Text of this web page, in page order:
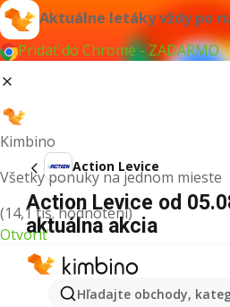
Aktuálne letáky vždy po
Pridať do Chrome - ZADARMO
Kimbino
Všetky ponuky na jednom mieste
(14,1 tis. hodnotení)
Otvoriť
Hľadajte obchody,
Action Levice
Action Levice od
aktuálna akcia